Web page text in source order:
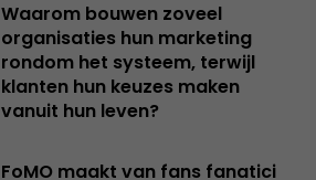
Waarom bouwen zoveel
organisaties hun marketing
rondom het systeem, terwijl
klanten hun keuzes maken
vanuit hun leven?
FoMO maakt van fans fanatici